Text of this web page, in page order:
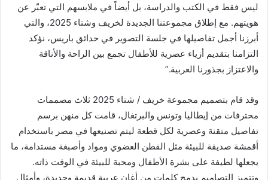
ليس فقط في الكتب والدراسة، بل أيضاً في ملابسهم التي تعبّر عن
هويتهم. مع إطلاق مجموعتنا الجديدة لخريف وشتاء 2025، والتي
أبرزنا أجمل تفاصيلها في جلسة التصوير في حدائق باريس، نؤكد
التزامنا بتقديم أزياء عصرية للأطفال تجمع بين الراحة والأناقة
والاعتزاز بجذورنا العربية.”
وقد قام بتصميم مجموعة خريف / شتاء 2025 ثلاث مصممات
محترفات من إيطاليا وتونس والبرتغال، قامت كل منهن برسم
تفاصيل متقنة وعصرية لكل قطعة ليتم تصنيعها في مصر باستخدام
أقمشة صديقة للبيئة مثل القطن العضوي ومواد وأصبغة مستدامة، ما
يجعلها لطيفة على بشرة الأطفال ومحبة للبيئة في الوقت ذاته.
وتتميز التصاميم بدمج كلمات من أغانٍ عربية قديمة وجديدة، وأمثال